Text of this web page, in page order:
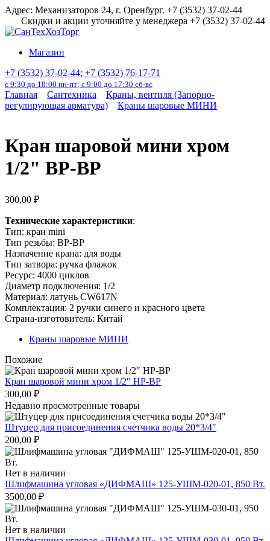
Перейти
содержанию
Адрес: Механизаторов 24, г. Оренбург. +7 (3532) 37-02-44
Скидки и акции уточняйте у менеджера +7 (3532) 37-02-44
Магазин
+7 (3532) 37-02-44; +7 (3532) 76-17-71
с 9:30 до 18:00 пн-пт; с 9:00 до 17:30 сб-вс
Главная Сантехника
Краны, вентиля (Запорно-
регулирующая арматура)
Краны шаровые МИНИ
Кран шаровой мини хром
1/2" ВР-ВР
300,00 ₽
Технические характеристики:
Тип: кран mini
Тип резьбы: ВР-ВР
Назначение крана: для воды
Тип затвора: ручка флажок
Ресурс: 4000 циклов
Диаметр подключения: 1/2
Материал: латунь CW617N
Комплектация: 2 ручки синего и красного цвета
Страна-изготовитель: Китай
Краны шаровые МИНИ
Похожие
Кран шаровой мини хром 1/2″ НР-ВР
300,00 ₽
Недавно просмотренные товары
Штуцер для присоединения счетчика воды 20*3/4″
200,00 ₽
Нет в наличии
Шлифмашина угловая «ДИФМАШ» 125-УШМ-020-01, 850 Вт.
3500,00 ₽
Нет в наличии